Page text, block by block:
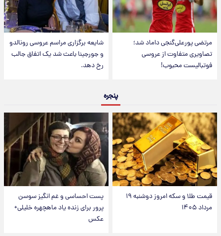
مرتضی پورعلی‌گنجی داماد شد؛
تصاویری متفاوت از عروسی
فوتبالیست محبوب!
شایعه برگزاری مراسم عروسی رونالدو
و جورجینا باعث شد یک اتفاق جالب
رخ دهد.
پنجره
قیمت طلا و سکه امروز دوشنبه ۱۹
مرداد ۱۴۰۵
پست احساسی و غم انگیز سوسن
پرور برای زنده یاد ماهچهره خلیلی+
عکس